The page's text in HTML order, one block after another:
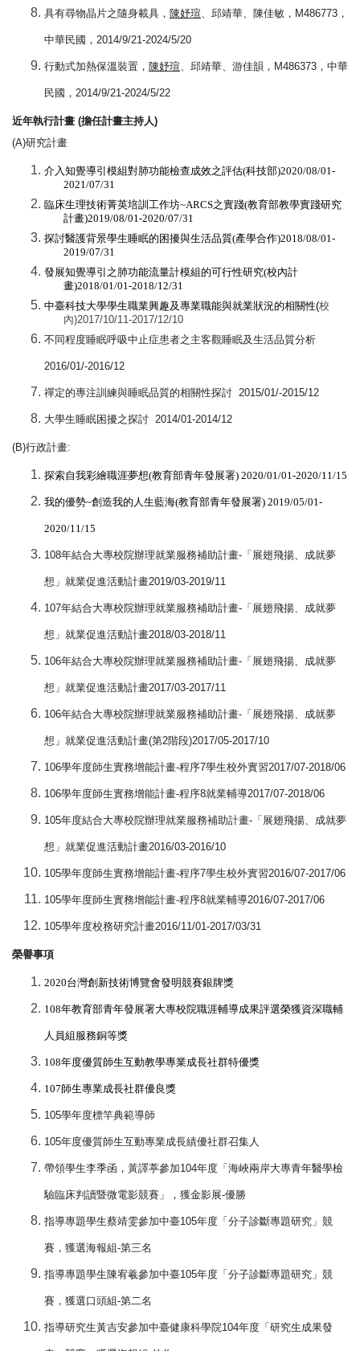
具有尋物晶片之隨身載具， 陳妤瑄 、邱靖華、陳佳敏， M486773 ，
中華民國， 2014/9/21-2024/5/20
行動式加熱保溫裝置， 陳妤瑄 、邱靖華、游佳韻， M486373 ，中華
民國， 2014/9/21-2024/5/22
近年執行計畫 (擔任計畫主持人)
(A)研究計畫
介入知覺導引模組對肺功能檢查成效之評估(科技部)2020/08/01-
2021/07/31
臨床生理技術菁英培訓工作坊~ARCS之實踐(教育部教學實踐研究
計畫)2019/08/01-2020/07/31
探討醫護背景學生睡眠的困擾與生活品質(產學合作)2018/08/01-
2019/07/31
發展知覺導引之肺功能流量計模組的可行性研究(校內計
畫)2018/01/01-2018/12/31
中臺科技大學學生職業興趣及專業職能與就業狀況的相關性(校
內)2017/10/11-2017/12/10
不同程度睡眠呼吸中止症患者之主客觀睡眠及生活品質分析
2016/01/-2016/12
禪定的專注訓練與睡眠品質的相關性探討 2015/01/-2015/12
大學生睡眠困擾之探討 2014/01-2014/12
(B)行政計畫:
探索自我彩繪職涯夢想(教育部青年發展署) 2020/01/01-2020/11/15
我的優勢~創造我的人生藍海(教育部青年發展署) 2019/05/01-
2020/11/15
108年結合大專校院辦理就業服務補助計畫- 「展翅飛揚、成就夢
想」就業促進活動計畫2019/03-2019/11
107年結合大專校院辦理就業服務補助計畫- 「展翅飛揚、成就夢
想」就業促進活動計畫2018/03-2018/11
106年結合大專校院辦理就業服務補助計畫- 「展翅飛揚、成就夢
想」就業促進活動計畫2017/03-2017/11
106年結合大專校院辦理就業服務補助計畫- 「展翅飛揚、成就夢
想」就業促進活動計畫(第2階段)2017/05-2017/10
106學年度師生實務增能計畫-程序7學生校外實習2017/07-2018/06
106學年度師生實務增能計畫-程序8就業輔導2017/07-2018/06
105年度結合大專校院辦理就業服務補助計畫- 「展翅飛揚、成就夢
想」就業促進活動計畫2016/03-2016/10
105學年度師生實務增能計畫-程序7學生校外實習2016/07-2017/06
105學年度師生實務增能計畫-程序8就業輔導2016/07-2017/06
105學年度校務研究計畫2016/11/01-2017/03/31
榮譽事項
2020台灣創新技術博覽會發明競賽銀牌獎
108年教育部青年發展署大專校院職涯輔導成果評選榮獲資深職輔
人員組服務銅等獎
108年度優質師生互動教學專業成長社群特優獎
107師生專業成長社群優良獎
105學年度標竿典範導師
105年度優質師生互動專業成長績優社群召集人
帶領學生李季函，黃譯葶參加104年度「海峽兩岸大專青年醫學檢
驗臨床判讀暨微電影競賽」，獲金影展-優勝
指導專題學生蔡靖雯參加中臺105年度「分子診斷專題研究」競
賽，獲選海報組-第三名
指導專題學生陳宥羲參加中臺105年度「分子診斷專題研究」競
賽，獲選口頭組-第二名
指導研究生黃吉安參加中臺健康科學院104年度「研究生成果發